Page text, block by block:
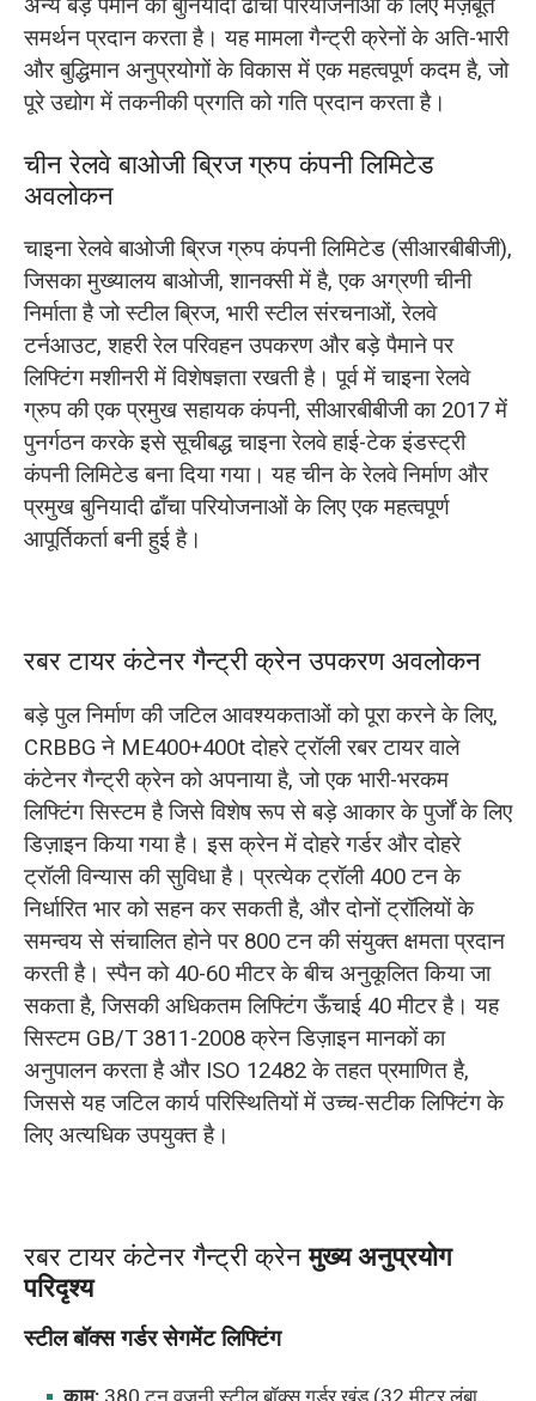
समर्थन प्रदान करता है। यह मामला गैन्ट्री क्रेनों के अति-भारी
और बुद्धिमान अनुप्रयोगों के विकास में एक महत्वपूर्ण कदम है, जो
पूरे उद्योग में तकनीकी प्रगति को गति प्रदान करता है।
चीन रेलवे बाओजी ब्रिज ग्रुप कंपनी लिमिटेड
अवलोकन
चाइना रेलवे बाओजी ब्रिज ग्रुप कंपनी लिमिटेड (सीआरबीबीजी),
जिसका मुख्यालय बाओजी, शानक्सी में है, एक अग्रणी चीनी
निर्माता है जो स्टील ब्रिज, भारी स्टील संरचनाओं, रेलवे
टर्नआउट, शहरी रेल परिवहन उपकरण और बड़े पैमाने पर
लिफ्टिंग मशीनरी में विशेषज्ञता रखती है। पूर्व में चाइना रेलवे
ग्रुप की एक प्रमुख सहायक कंपनी, सीआरबीबीजी का 2017 में
पुनर्गठन करके इसे सूचीबद्ध चाइना रेलवे हाई-टेक इंडस्ट्री
कंपनी लिमिटेड बना दिया गया। यह चीन के रेलवे निर्माण और
प्रमुख बुनियादी ढाँचा परियोजनाओं के लिए एक महत्वपूर्ण
आपूर्तिकर्ता बनी हुई है।
रबर टायर कंटेनर गैन्ट्री क्रेन उपकरण अवलोकन
बड़े पुल निर्माण की जटिल आवश्यकताओं को पूरा करने के लिए,
CRBBG ने ME400+400t दोहरे ट्रॉली रबर टायर वाले
कंटेनर गैन्ट्री क्रेन को अपनाया है, जो एक भारी-भरकम
लिफ्टिंग सिस्टम है जिसे विशेष रूप से बड़े आकार के पुर्जों के लिए
डिज़ाइन किया गया है। इस क्रेन में दोहरे गर्डर और दोहरे
ट्रॉली विन्यास की सुविधा है। प्रत्येक ट्रॉली 400 टन के
निर्धारित भार को सहन कर सकती है, और दोनों ट्रॉलियों के
समन्वय से संचालित होने पर 800 टन की संयुक्त क्षमता प्रदान
करती है। स्पैन को 40-60 मीटर के बीच अनुकूलित किया जा
सकता है, जिसकी अधिकतम लिफ्टिंग ऊँचाई 40 मीटर है। यह
सिस्टम GB/T 3811-2008 क्रेन डिज़ाइन मानकों का
अनुपालन करता है और ISO 12482 के तहत प्रमाणित है,
जिससे यह जटिल कार्य परिस्थितियों में उच्च-सटीक लिफ्टिंग के
लिए अत्यधिक उपयुक्त है।
रबर टायर कंटेनर गैन्ट्री क्रेनमुख्य अनुप्रयोग
परिदृश्य
स्टील बॉक्स गर्डर सेगमेंट लिफ्टिंग